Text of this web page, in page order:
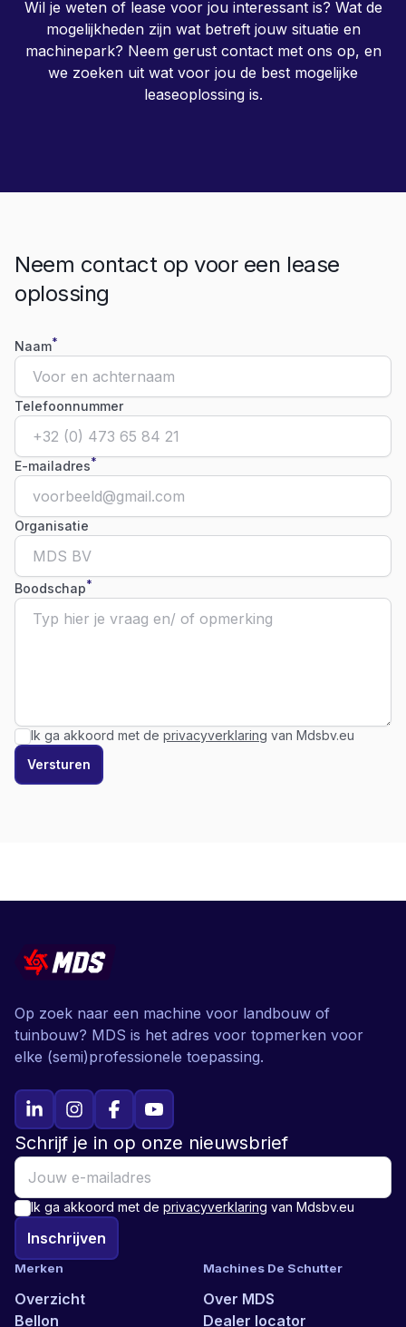
Wil je weten of lease voor jou interessant is? Wat de
mogelijkheden zijn wat betreft jouw situatie en
machinepark? Neem gerust contact met ons op, en
we zoeken uit wat voor jou de best mogelijke
leaseoplossing is.
Neem contact op voor een lease
oplossing
Naam*
Telefoonnummer
E-mailadres*
Organisatie
Boodschap*
Ik ga akkoord met de privacyverklaring van Mdsbv.eu
Versturen
Op zoek naar een machine voor landbouw of
tuinbouw? MDS is het adres voor topmerken voor
elke (semi)professionele toepassing.
Merken
Overzicht
Bellon
Machines De Schutter
Over MDS
Dealer locator
Schrijf je in op onze nieuwsbrief
Ik ga akkoord met de privacyverklaring van Mdsbv.eu
Inschrijven